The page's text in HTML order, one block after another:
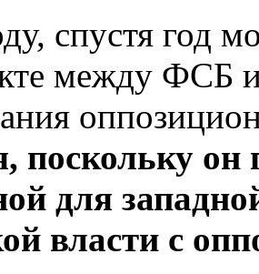
спустя год
между ФСБ
поскольку он
для
власти с